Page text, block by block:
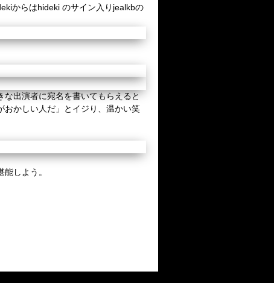
からはhideki のサイン入りjealkbの
な出演者に宛名を書いてもらえると
おかしい人だ」とイジり、温かい笑
しよう。